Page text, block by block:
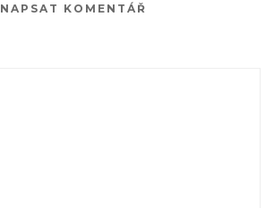
NAPSAT KOMENTÁŘ